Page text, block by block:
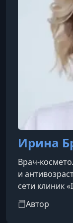
Ирина
Врач-
и
сети клиник
возможно,
Автор